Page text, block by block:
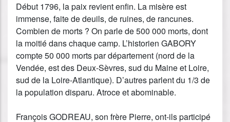
Début 1796, la paix revient enfin. La misère est
immense, faite de deuils, de ruines, de rancunes.
Combien de morts ? On parle de 500 000 morts, dont
la moitié dans chaque camp. L’historien GABORY
compte 50 000 morts par département (nord de la
Vendée, est des Deux-Sèvres, sud du Maine et Loire,
sud de la Loire-Atlantique). D’autres parlent du 1/3 de
la population disparu. Atroce et abominable.
François GODREAU, son frère Pierre, ont-ils participé